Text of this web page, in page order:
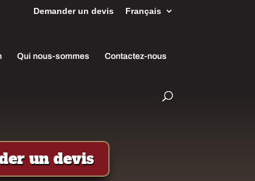
Demander un devis Français
Qui nous-sommes Contactez-nous
un devis